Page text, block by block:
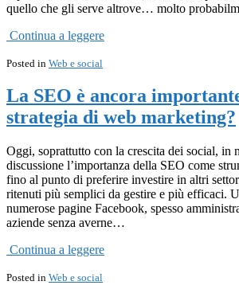
quello che gli serve altrove… molto
Continua a leggere
Posted in Web e social
La SEO è ancora
strategia di web marketing?
Oggi, soprattutto con la crescita dei social, in
discussione l’importanza della SEO come
fino al punto di preferire investire in altri
ritenuti più semplici da gestire e più efficaci.
numerose pagine Facebook, spesso
aziende senza averne…
Continua a leggere
Posted in Web e social